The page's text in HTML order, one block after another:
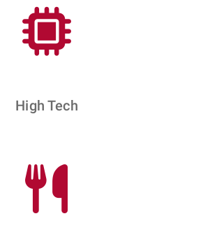
High Tech